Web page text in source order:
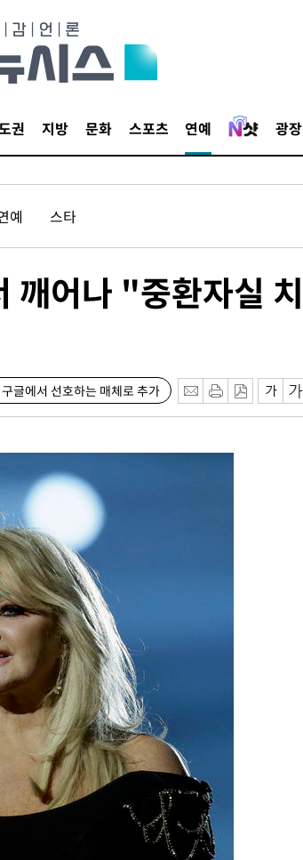
권 지방 문화 스포츠 연예 광장
예 스타
깨어나 "중환자실 치
구글에서 선호하는 매체로 추가